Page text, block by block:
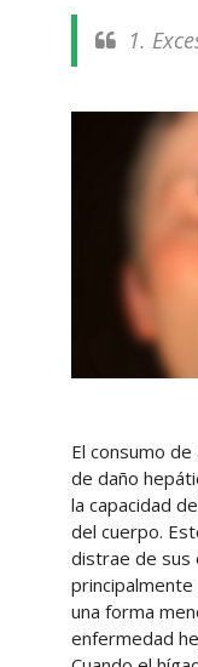
1.
El consumo de
de daño
la capacidad
del cuerpo.
distrae de sus
principalmente
una forma
enfermedad